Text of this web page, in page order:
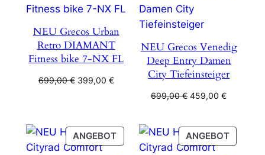
ANGEBOT
NEU Grecos Urban
Retro DIAMANT
Fitness bike 7-NX FL
699,00€ Ursprünglicher
399,00 €Aktueller
NEU Grecos Venedig
Deep Entry Damen
City Tiefeinsteiger
699,00€ Ursprünglicher
699,00 €
459,00€Aktueller
459,00 €.
ANGEBOTPRODUKT
IM
ANGEBOT
IM